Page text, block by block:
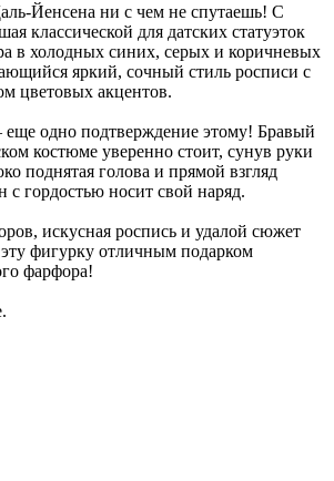
Йенсена ни с чем не спутаешь! С
классической для датских статуэток
в холодных синих, серых и коричневых
яркий, сочный стиль росписи с
цветовых акцентов.
еще одно подтверждение этому! Бравый
костюме уверенно стоит, сунув руки
поднятая голова и прямой взгляд
с гордостью носит свой наряд.
искусная роспись и удалой сюжет
фигурку отличным подарком
фарфора!